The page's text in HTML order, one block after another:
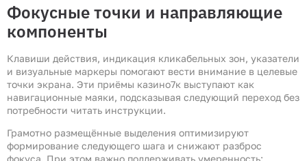
Фокусные точки и направляющие
компоненты
Клавиши действия, индикация кликабельных зон, указатели
и визуальные маркеры помогают вести внимание в целевые
точки экрана. Эти приёмы казино7к выступают как
навигационные маяки, подсказывая следующий переход без
потребности читать инструкции.
Грамотно размещённые выделения оптимизируют
формирование следующего шага и снижают разброс
фокуса. При этом важно поддерживать умеренность: